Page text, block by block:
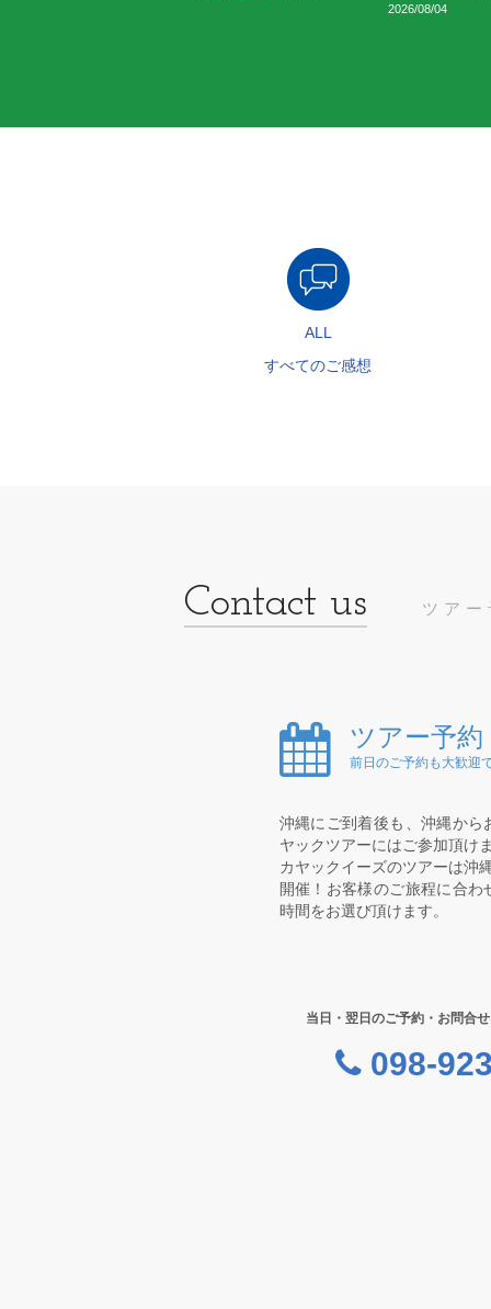
2026/08/04
ALL
すべてのご感想
ツア
ツアー予約
前日のご予約も大歓迎
沖縄にご到着後も、沖縄から
ヤックツアーにはご参加頂け
カヤックイーズのツアーは沖
開催！お客様のご旅程に合わ
時間をお選び頂けます。
当日・翌日のご予約・お問合
098-